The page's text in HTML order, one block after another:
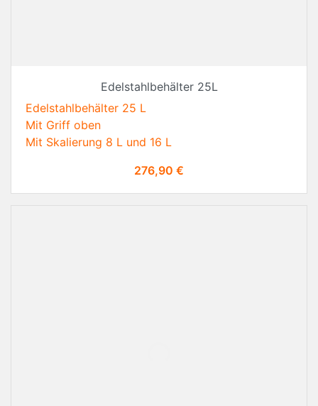
Edelstahlbehälter 25L
Edelstahlbehälter 25 L
Mit Griff oben
Mit Skalierung 8 L und 16 L
Preis
276,90 €